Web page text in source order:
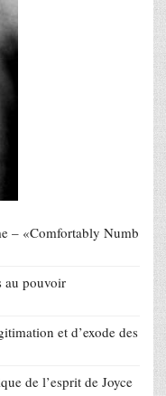
– «Comfortably Numb
au pouvoir
et d’exode des
de l’esprit de Joyce